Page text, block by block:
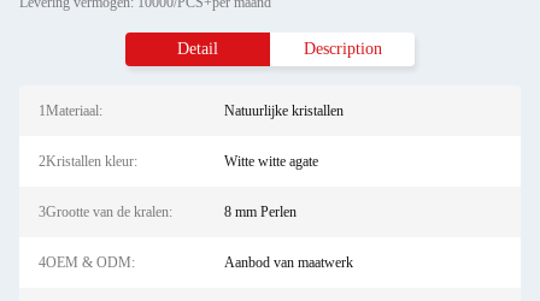
Detail Description
1Materiaal: Natuurlijke kristallen
2Kristallen kleur: Witte witte agate
3Grootte van de kralen: 8 mm Perlen
4OEM & ODM: Aanbod van maatwerk